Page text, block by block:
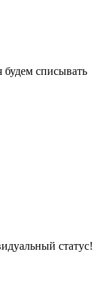
будем списывать
статус!